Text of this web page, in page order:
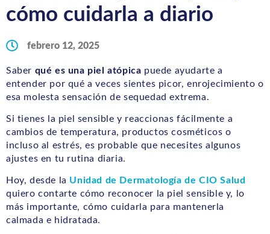
cómo cuidarla a diario
febrero 12, 2025
Saber qué es una piel atópica puede ayudarte a
entender por qué a veces sientes picor, enrojecimiento o
esa molesta sensación de sequedad extrema.
Si tienes la piel sensible y reaccionas fácilmente a
cambios de temperatura, productos cosméticos o
incluso al estrés, es probable que necesites algunos
ajustes en tu rutina diaria.
Hoy, desde la Unidad de Dermatología de CIO Salud
quiero contarte cómo reconocer la piel sensible y, lo
más importante, cómo cuidarla para mantenerla
calmada e hidratada.